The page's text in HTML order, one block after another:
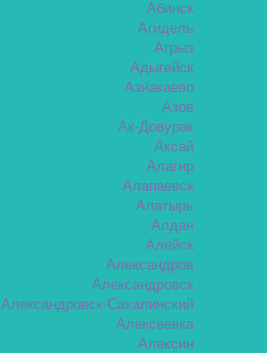
Абинск
Агидель
Агрыз
Адыгейск
Азнакаево
Азов
Ак-Довурак
Аксай
Алагир
Алапаевск
Алатырь
Алдан
Алейск
Александров
Александровск
Александровск-Сахалинский
Алексеевка
Алексин